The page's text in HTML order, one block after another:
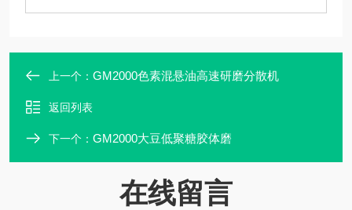
上一个： GM2000色素混悬油高速研磨分散机
返回列表
下一个： GM2000大豆低聚糖胶体磨
在线留言